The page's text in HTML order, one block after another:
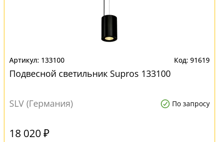
133100 91619
Подвесной светильник Supros 133100
SLV (Германия) По запросу
18 020 ₽